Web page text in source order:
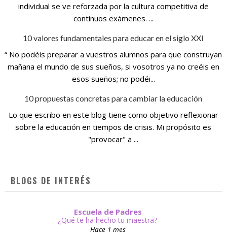
individual se ve reforzada por la cultura competitiva de
continuos exámenes. ...
10 valores fundamentales para educar en el siglo XXI
“ No podéis preparar a vuestros alumnos para que construyan
mañana el mundo de sus sueños, si vosotros ya no creéis en
esos sueños; no podéi...
10 propuestas concretas para cambiar la educación
Lo que escribo en este blog tiene como objetivo reflexionar
sobre la educación en tiempos de crisis. Mi propósito es
"provocar" a ...
BLOGS DE INTERÉS
Escuela de Padres
¿Qué te ha hecho tu maestra?
Hace 1 mes